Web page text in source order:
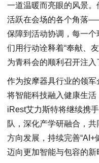
一道温暖而亮眼的风景。
活跃在会场的各个角落
保障到活动协调，每一
们用行动诠释着“奉献、
为青科会的顺利召开注入
作为按摩器具行业的领
将智能科技融入健康生活
iRest艾力斯特将继续携
队，深化产学研融合，
方向发展，持续完善“AI+
迈向更加智能与包容的新